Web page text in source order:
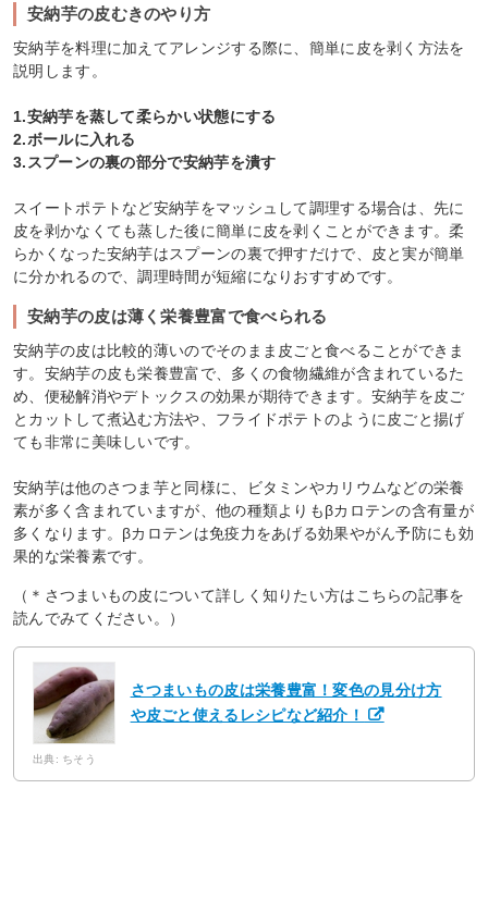
安納芋の皮むきのやり方
安納芋を料理に加えてアレンジする際に、簡単に皮を剥く方法を
説明します。
1.安納芋を蒸して柔らかい状態にする
2.ボールに入れる
3.スプーンの裏の部分で安納芋を潰す
スイートポテトなど安納芋をマッシュして調理する場合は、先に
皮を剥かなくても蒸した後に簡単に皮を剥くことができます。柔
らかくなった安納芋はスプーンの裏で押すだけで、皮と実が簡単
に分かれるので、調理時間が短縮になりおすすめです。
安納芋の皮は薄く栄養豊富で食べられる
安納芋の皮は比較的薄いのでそのまま皮ごと食べることができま
す。安納芋の皮も栄養豊富で、多くの食物繊維が含まれているた
め、便秘解消やデトックスの効果が期待できます。安納芋を皮ご
とカットして煮込む方法や、フライドポテトのように皮ごと揚げ
ても非常に美味しいです。
安納芋は他のさつま芋と同様に、ビタミンやカリウムなどの栄養
素が多く含まれていますが、他の種類よりもβカロテンの含有量が
多くなります。βカロテンは免疫力をあげる効果やがん予防にも効
果的な栄養素です。
（＊さつまいもの皮について詳しく知りたい方はこちらの記事を
読んでみてください。）
さつまいもの皮は栄養豊富！変色の見分け方
や皮ごと使えるレシピなど紹介！
出典: ちそう